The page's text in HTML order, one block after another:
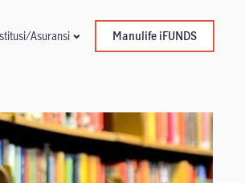
Asuransi Manulife iFUNDS